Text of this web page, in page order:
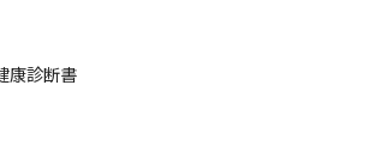
康診断書